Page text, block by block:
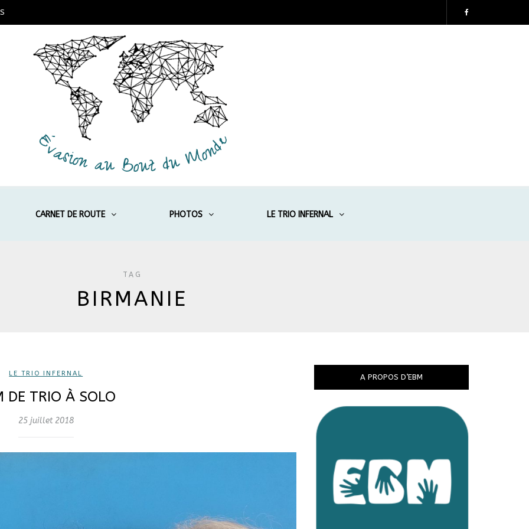
CARNET DE ROUTE PHOTOS LE TRIO INFERNAL
TAG
BIRMANIE
LE TRIO INFERNAL
DE TRIO À SOLO
25 juillet 2018
A PROPOS D’EBM